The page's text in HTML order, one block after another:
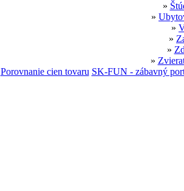
»
»
»
»
»
»
Porovnanie cien tovaru SK-FUN - zábavný